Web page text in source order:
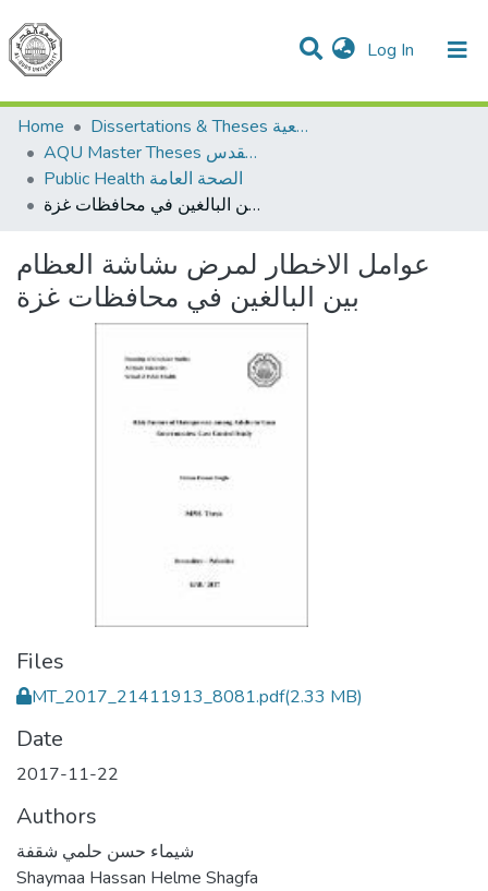
Log In (current)
Communities & Collections
All of DSpace
Home
Dissertations & Theses الرسائل الجامعية
AQU Master Theses الرسائل الجامعية الخاصة بجامعة القدس
Public Health الصحة العامة
عوامل الاخطار لمرض ىشاشة العظام بين البالغين في محافظات غزة
عوامل الاخطار لمرض ىشاشة العظام
بين البالغين في محافظات غزة
Files
MT_2017_21411913_8081.pdf(2.33 MB)
Date
2017-11-22
Authors
شيماء حسن حلمي شقفة
Shaymaa Hassan Helme Shagfa